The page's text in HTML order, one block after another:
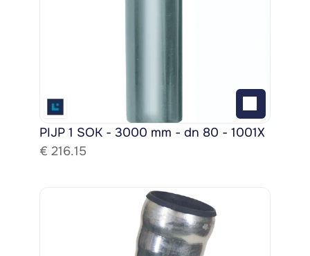
PIJP 1 SOK - 3000 mm - dn 80 - 1001X
€ 216.15